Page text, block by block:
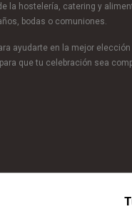
la hostelería, catering y
bodas o comuniones.
ayudarte en la mejor
que tu celebración sea